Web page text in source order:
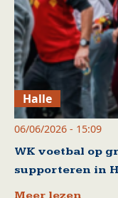
Halle
06/06/2026 - 15:09
WK voetbal op
supporteren in